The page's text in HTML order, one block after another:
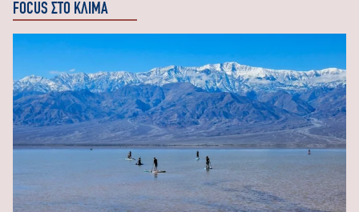
FOCUS ΣΤΟ ΚΛΙΜΑ